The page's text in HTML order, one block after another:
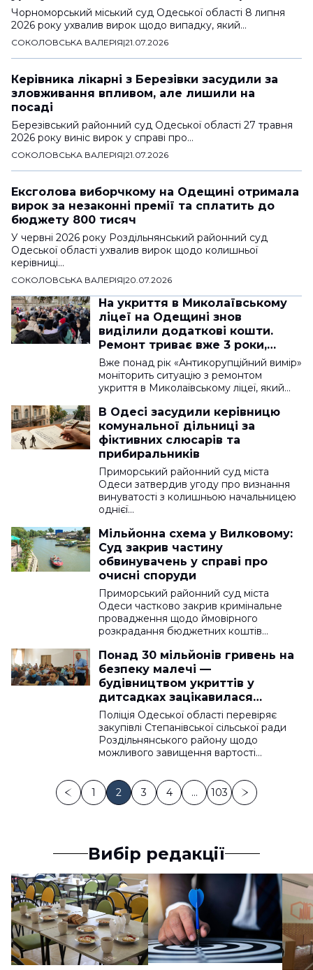
Чорноморський міський суд Одеської області 8 липня
2026 року ухвалив вирок щодо випадку, який…
СОКОЛОВСЬКА ВАЛЕРІЯ|21.07.2026
Керівника лікарні з Березівки засудили за
зловживання впливом, але лишили на
посаді
Березівський районний суд Одеської області 27 травня
2026 року виніс вирок у справі про…
СОКОЛОВСЬКА ВАЛЕРІЯ|21.07.2026
Ексголова виборчкому на Одещині отримала
вирок за незаконні премії та сплатить до
бюджету 800 тисяч
У червні 2026 року Роздільнянський районний суд
Одеської області ухвалив вирок щодо колишньої
керівниці…
СОКОЛОВСЬКА ВАЛЕРІЯ|20.07.2026
На укриття в Миколаївському
ліцеї на Одещині знов
виділили додаткові кошти.
Ремонт триває вже 3 роки,
вартість перевалила за 7,2
мільйона
Вже понад рік «Антикорупційний вимір»
моніторить ситуацію з ремонтом
укриття в Миколаївському ліцеї, який…
В Одесі засудили керівницю
комунальної дільниці за
фіктивних слюсарів та
прибиральників
Приморський районний суд міста
Одеси затвердив угоду про визнання
винуватості з колишньою начальницею
однієї…
Мільйонна схема у Вилковому:
Суд закрив частину
обвинувачень у справі про
очисні споруди
Приморський районний суд міста
Одеси частково закрив кримінальне
провадження щодо ймовірного
розкрадання бюджетних коштів…
Понад 30 мільйонів гривень на
безпеку малечі —
будівництвом укриттів у
дитсадках зацікавилася
поліція
Поліція Одеської області перевіряє
закупівлі Степанівської сільської ради
Роздільнянського району щодо
можливого завищення вартості…
1 2 3 4 … 103
Вибір редакції